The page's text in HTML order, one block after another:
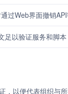
过Web界面撤销
足以验证服务和脚
，以便代表组织与